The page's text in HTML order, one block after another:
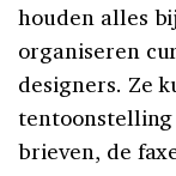
houden alles
organiseren
designers. Ze
brieven, de